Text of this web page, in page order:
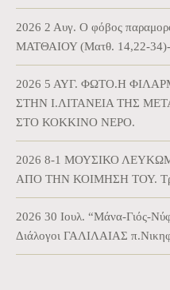
2026 2 Αυγ. Ο φόβος
ΜΑΤΘΑΙΟΥ (Ματθ. 14,22-34)-
2026 5 ΑΥΓ. ΦΩΤΟ.Η
ΣΤΗΝ Ι.ΛΙΤΑΝΕΙΑ ΤΗΣ
ΣΤΟ ΚΟΚΚΙΝΟ ΝΕΡΟ.
2026 8-1 ΜΟΥΣΙΚΟ
ΑΠΟ ΤΗΝ ΚΟΙΜΗΣΗ ΤΟΥ.
2026 30 Ιουλ. “Μάνα-Γιός-
Διάλογοι ΓΑΛΙΛΑΙΑΣ